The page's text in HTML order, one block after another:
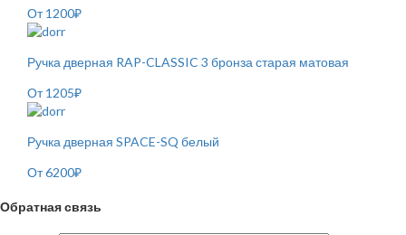
От1200₽
Ручка дверная RAP-CLASSIC 3 бронза старая матовая
От1205₽
Ручка дверная SPACE-SQ белый
От6200₽
Обратная связь